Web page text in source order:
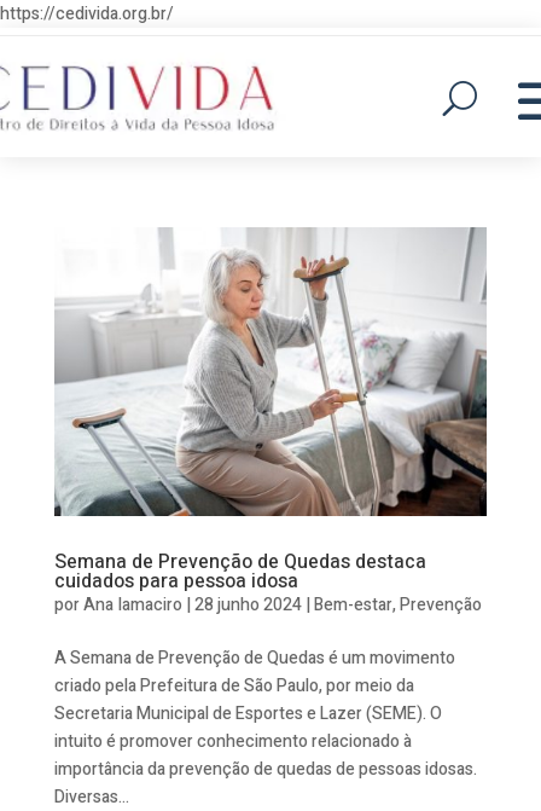
https://cedivida.org.br/
Semana de Prevenção de Quedas destaca
cuidados para pessoa idosa
porAna Iamaciro |28 junho 2024|Bem-estar,Prevenção
A Semana de Prevenção de Quedas é um movimento
criado pela Prefeitura de São Paulo, por meio da
Secretaria Municipal de Esportes e Lazer (SEME). O
intuito é promover conhecimento relacionado à
importância da prevenção de quedas de pessoas idosas.
Diversas...